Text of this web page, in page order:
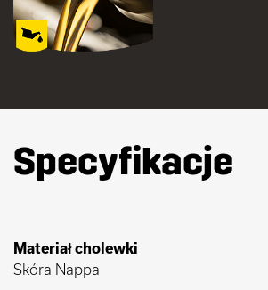
Specyfikacje
Materiał cholewki
Skóra Nappa